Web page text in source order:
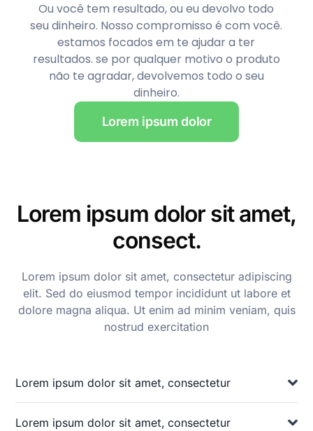
Ou você tem resultado, ou eu devolvo todo
seu dinheiro. Nosso compromisso é com você.
estamos focados em te ajudar a ter
resultados. se por qualquer motivo o produto
não te agradar, devolvemos todo o seu
dinheiro.
Lorem ipsum dolor
Lorem ipsum dolor sit amet,
consect.
Lorem ipsum dolor sit amet, consectetur adipiscing
elit. Sed do eiusmod tempor incididunt ut labore et
dolore magna aliqua. Ut enim ad minim veniam, quis
nostrud exercitation
Lorem ipsum dolor sit amet, consectetur
Lorem ipsum dolor sit amet, consectetur